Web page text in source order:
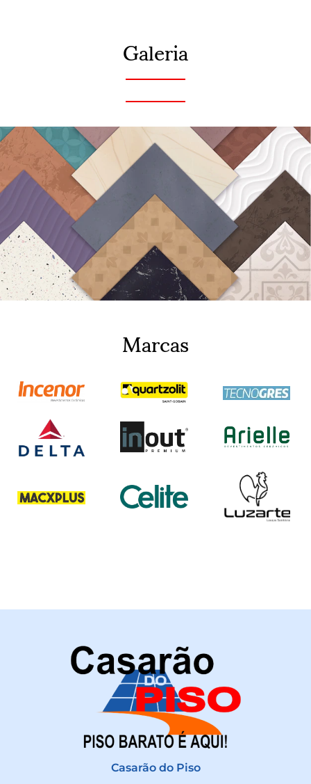
Galeria
Marcas
Casarão do Piso